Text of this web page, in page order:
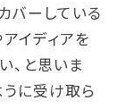
バーしている
イディアを
、と思いま
うに受け取ら